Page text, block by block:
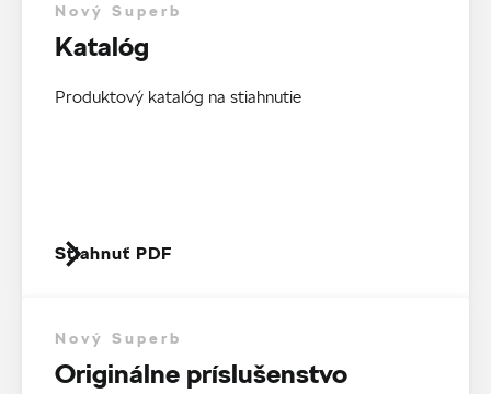
Nový Superb
Katalóg
Produktový katalóg na stiahnutie
Stiahnuť PDF
Nový Superb
Originálne príslušenstvo